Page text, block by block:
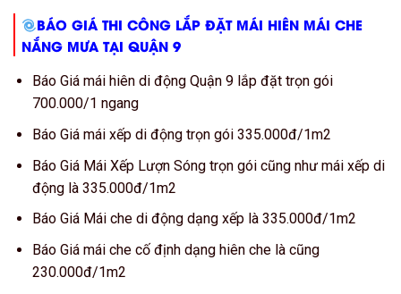
BÁO GIÁ THI CÔNG LẮP ĐẶT MÁI HIÊN MÁI CHE
NẮNG MƯA TẠI QUẬN 9
Báo Giá mái hiên di động Quận 9 lắp đặt trọn gói
700.000/1 ngang
Báo Giá mái xếp di động trọn gói 335.000đ/1m2
Báo Giá Mái Xếp Lượn Sóng trọn gói cũng như mái xếp di
động là 335.000đ/1m2
Báo Giá Mái che di động dạng xếp là 335.000đ/1m2
Báo Giá mái che cố định dạng hiên che là cũng
230.000đ/1m2